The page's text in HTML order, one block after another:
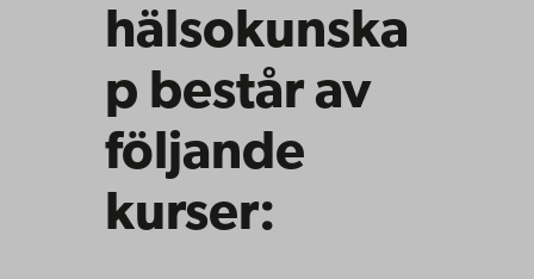
hälsokunska
p består av
följande
kurser: